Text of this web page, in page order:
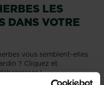
LES
DANS VOTRE
vous semblent-elles
? Cliquez et
!